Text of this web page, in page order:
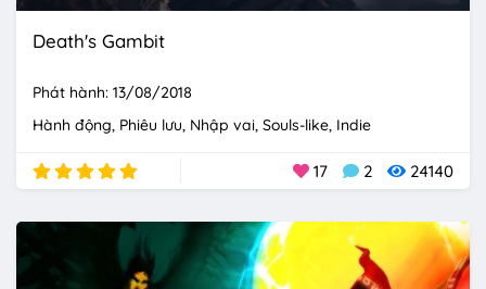
Death's Gambit
Phát hành: 13/08/2018
Hành động Phiêu lưu Nhập vai Souls-like Indie
17 2 24140